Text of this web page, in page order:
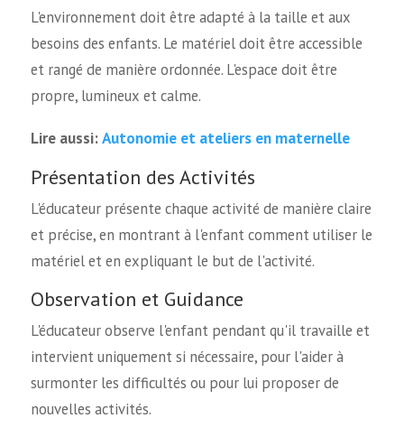
L'environnement doit être adapté à la taille et aux
besoins des enfants. Le matériel doit être accessible
et rangé de manière ordonnée. L'espace doit être
propre, lumineux et calme.
Lire aussi:Autonomie et ateliers en maternelle
Présentation des Activités
L'éducateur présente chaque activité de manière claire
et précise, en montrant à l'enfant comment utiliser le
matériel et en expliquant le but de l'activité.
Observation et Guidance
L'éducateur observe l'enfant pendant qu'il travaille et
intervient uniquement si nécessaire, pour l'aider à
surmonter les difficultés ou pour lui proposer de
nouvelles activités.